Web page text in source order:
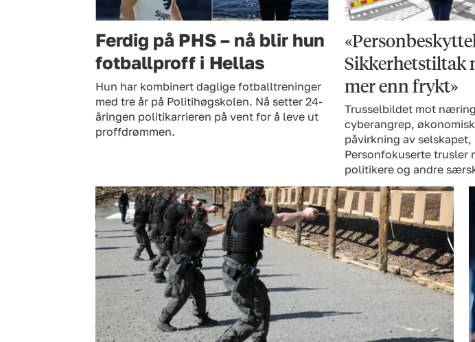
Ferdig på PHS – nå blir hun
fotballproff i Hellas
Hun har kombinert daglige fotballtreninger
med tre år på Politihøgskolen. Nå setter 24-
åringen politikarrieren på vent for å leve ut
proffdrømmen.
Sikkerhetstiltak
mer enn frykt»
Trusselbildet mot
cyberangrep,
påvirkning av
Personfokuserte trusler
politikere og andre